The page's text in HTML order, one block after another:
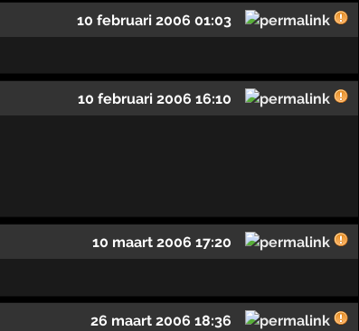
10 februari 2006 01:03
10 februari 2006 16:10
10 maart 2006 17:20
26 maart 2006 18:36